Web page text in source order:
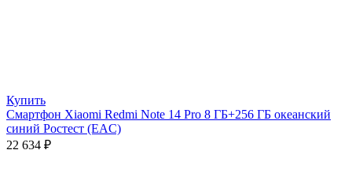
Купить
Смартфон Xiaomi Redmi Note 14 Pro 8 ГБ+256 ГБ океанский
синий Ростест (EAC)
22 634 ₽